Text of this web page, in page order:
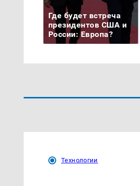
Где будет встреча
президентов США и
России: Европа?
Технологии